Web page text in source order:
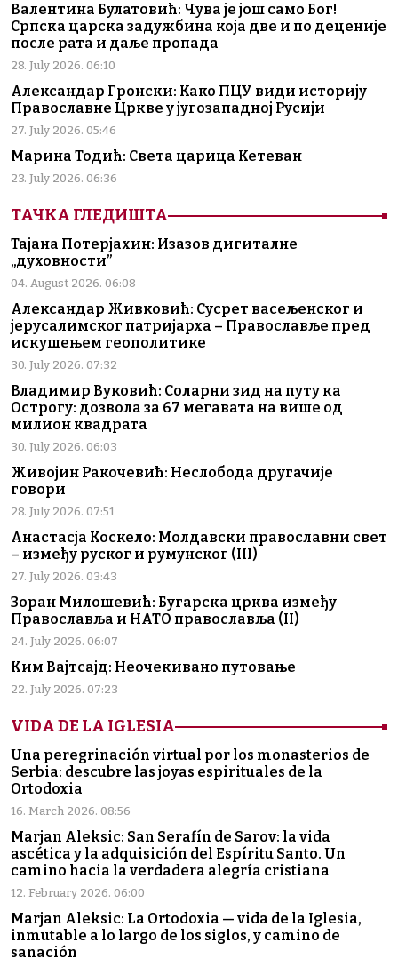
Валентина Булатовић: Чува је још само Бог!
Српска царска задужбина која две и по деценије
после рата и даље пропада
28. July 2026. 06:10
Александар Гронски: Како ПЦУ види историју
Православне Цркве у југозападној Русији
27. July 2026. 05:46
Марина Тодић: Света царица Кетеван
23. July 2026. 06:36
ТАЧКА ГЛЕДИШТА
Тајана Потерјахин: Изазов дигиталне
„духовности”
04. August 2026. 06:08
Александар Живковић: Сусрет васељенског и
јерусалимског патријарха – Православље пред
искушењем геополитике
30. July 2026. 07:32
Владимир Вуковић: Соларни зид на путу ка
Острогу: дозвола за 67 мегавата на више од
милион квадрата
30. July 2026. 06:03
Живојин Ракочевић: Неслобода другачије
говори
28. July 2026. 07:51
Анастасја Коскело: Молдавски православни свет
– између руског и румунског (III)
27. July 2026. 03:43
Зоран Милошевић: Бугарска црква између
Православља и НАТО православља (II)
24. July 2026. 06:07
Ким Вајтсајд: Неочекивано путовање
22. July 2026. 07:23
VIDA DE LA IGLESIA
Una peregrinación virtual por los monasterios de
Serbia: descubre las joyas espirituales de la
Ortodoxia
16. March 2026. 08:56
Marjan Aleksic: San Serafín de Sarov: la vida
ascética y la adquisición del Espíritu Santo. Un
camino hacia la verdadera alegría cristiana
12. February 2026. 06:00
Marjan Aleksic: La Ortodoxia — vida de la Iglesia,
inmutable a lo largo de los siglos, y camino de
sanación